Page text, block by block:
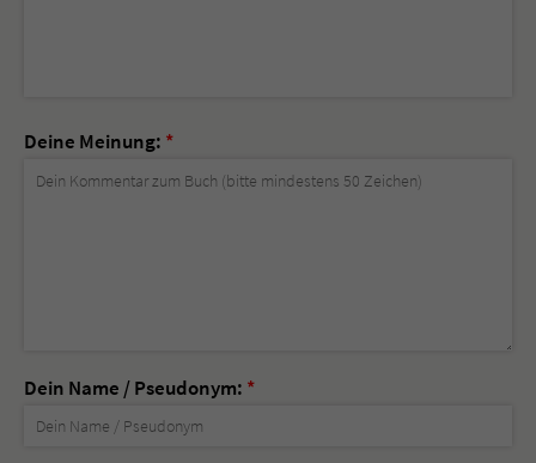
Deine Meinung: *
Dein Name / Pseudonym: *